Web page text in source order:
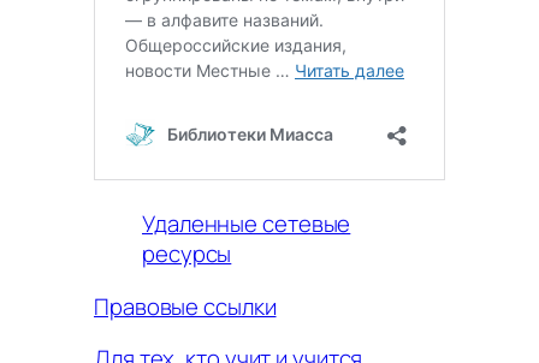
Удаленные сетевые
ресурсы
Правовые ссылки